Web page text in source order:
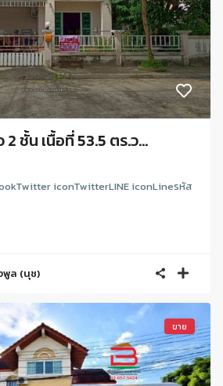
2 ชั้น เนื้อที่ 53.5 ตร.ว...
iconTwitterLINE iconLineรหัส
ล (นุช)
ขาย